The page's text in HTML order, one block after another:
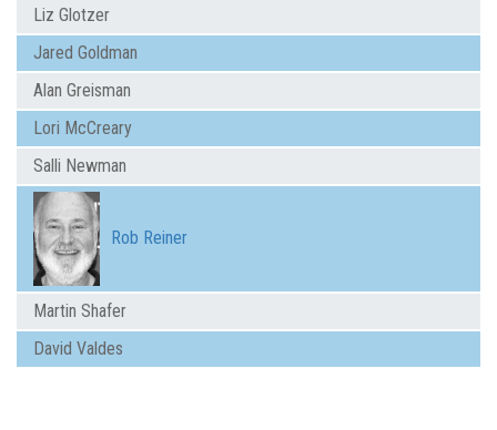
Liz Glotzer
Jared Goldman
Alan Greisman
Lori McCreary
Salli Newman
Rob Reiner
Martin Shafer
David Valdes